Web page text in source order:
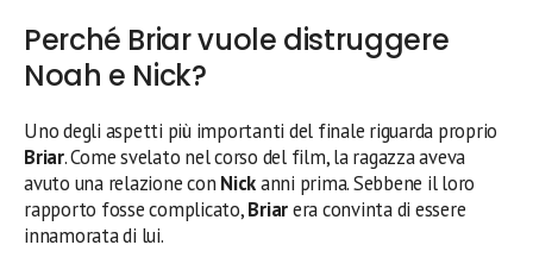
Perché Briar vuole distruggere
Noah e Nick?
Uno degli aspetti più importanti del finale riguarda proprio
Briar. Come svelato nel corso del film, la ragazza aveva
avuto una relazione con Nickanni prima. Sebbene il loro
rapporto fosse complicato,Briarera convinta di essere
innamorata di lui.